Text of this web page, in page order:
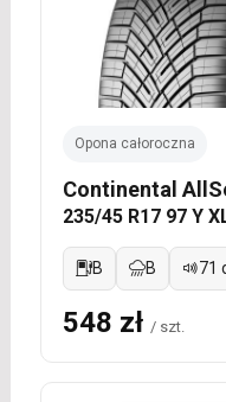
Opona całoroczna
Continental
235/45 R17 97 Y
B B 71
548 zł / szt.